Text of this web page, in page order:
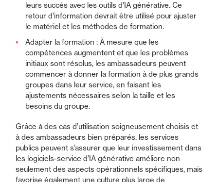
leurs succès avec les outils d’IA générative. Ce
retour d’information devrait être utilisé pour ajuster
le matériel et les méthodes de formation.
Adapter la formation : À mesure que les
compétences augmentent et que les problèmes
initiaux sont résolus, les ambassadeurs peuvent
commencer à donner la formation à de plus grands
groupes dans leur service, en faisant les
ajustements nécessaires selon la taille et les
besoins du groupe.
Grâce à des cas d’utilisation soigneusement choisis et
à des ambassadeurs bien préparés, les services
publics peuvent s’assurer que leur investissement dans
les logiciels-service d’IA générative améliore non
seulement des aspects opérationnels spécifiques, mais
favorise également une culture plus large de